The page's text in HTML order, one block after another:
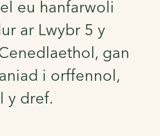
eu hanfarwoli
ar Lwybr 5 y
gan
i orffennol,
y dref.